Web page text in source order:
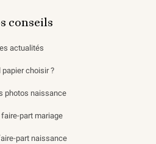
conseils
actualités
papier choisir ?
photos naissance
part mariage
part naissance